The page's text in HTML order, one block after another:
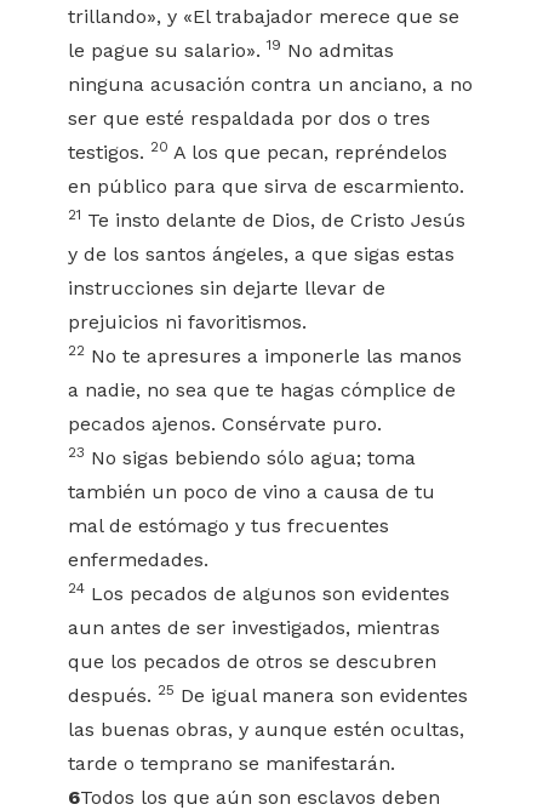
trillando», y «El trabajador merece que se
le pague su salario».19 No admitas
ninguna acusación contra un anciano, a no
ser que esté respaldada por dos o tres
testigos. 20 A los que pecan, repréndelos
en público para que sirva de escarmiento.
21 Te insto delante de Dios, de Cristo Jesús
y de los santos ángeles, a que sigas estas
instrucciones sin dejarte llevar de
prejuicios ni favoritismos.
22 No te apresures a imponerle las manos
a nadie, no sea que te hagas cómplice de
pecados ajenos. Consérvate puro.
23 No sigas bebiendo sólo agua; toma
también un poco de vino a causa de tu
mal de estómago y tus frecuentes
enfermedades.
24 Los pecados de algunos son evidentes
aun antes de ser investigados, mientras
que los pecados de otros se descubren
después. 25 De igual manera son evidentes
las buenas obras, y aunque estén ocultas,
tarde o temprano se manifestarán.
6Todos los que aún son esclavos deben